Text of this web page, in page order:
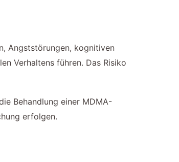
Angststörungen, kognitiven
Verhaltens führen. Das Risiko
Behandlung einer MDMA-
erfolgen.